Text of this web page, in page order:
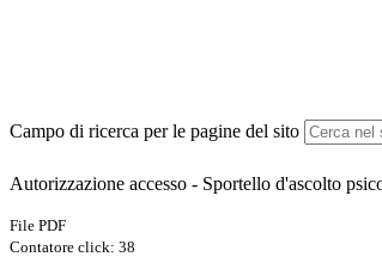
Campo di ricerca per le pagine del sito
Autorizzazione accesso - Sportello d'ascolto
File PDF
Contatore click: 38